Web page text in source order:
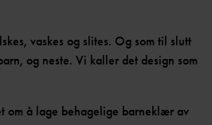
vaskes og slites. Og som til slutt
og neste. Vi kaller det design som
om å lage behagelige barneklær av